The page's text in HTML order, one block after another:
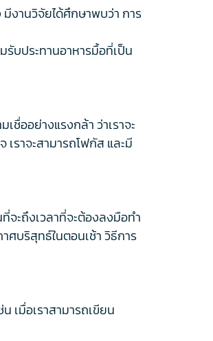
มีงานวิจัยได้ศึกษาพบว่า การ
บประทานอาหารมื้อที่เป็น
ออย่างแรงกล้า ว่าเราจะ
เราจะสามารถโฟกัส และมี
จะถึงเวลาที่จะต้องลงมือทำ
ศบริสุทธ์ในตอนเช้า วิธีการ
เมื่อเราสามารถเขียน